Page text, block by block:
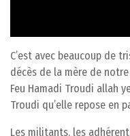
C’est avec beaucoup de
décès de la mère de
Feu Hamadi Troudi allah
Troudi qu’elle repose en
Les militants, les